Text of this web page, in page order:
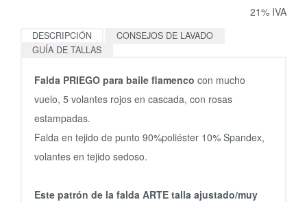
21% IVA
DESCRIPCIÓN
CONSEJOS DE LAVADO
GUÍA DE TALLAS
Falda PRIEGO para baile flamenco con mucho
vuelo, 5 volantes rojos en cascada, con rosas
estampadas.
Falda en tejido de punto 90%poliéster 10% Spandex,
volantes en tejido sedoso.
Este patrón de la falda ARTE talla ajustado/muy